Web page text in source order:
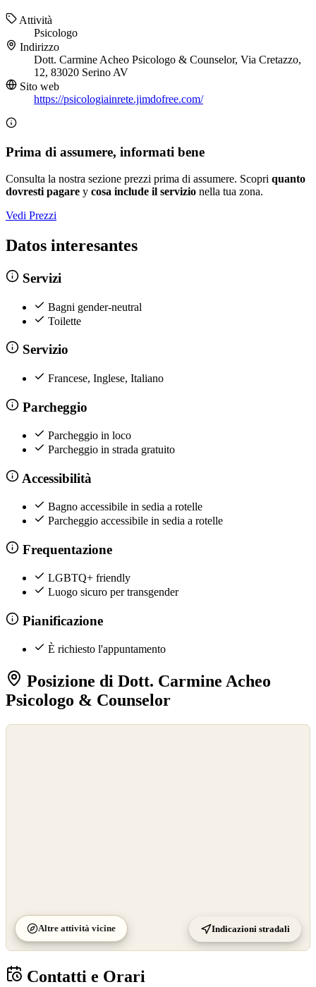
Attività
Psicologo
Indirizzo
Dott. Carmine Acheo Psicologo & Counselor, Via Cretazzo,
12, 83020 Serino AV
Sito web
https://psicologiainrete.jimdofree.com/
Prima di assumere, informati bene
Consulta la nostra sezione prezzi prima di assumere. Scopri quanto
dovresti pagare y cosa include il servizio nella tua zona.
Vedi Prezzi
Datos interesantes
Servizi
Bagni gender-neutral
Toilette
Servizio
Francese, Inglese, Italiano
Parcheggio
Parcheggio in loco
Parcheggio in strada gratuito
Accessibilità
Bagno accessibile in sedia a rotelle
Parcheggio accessibile in sedia a rotelle
Frequentazione
LGBTQ+ friendly
Luogo sicuro per transgender
Pianificazione
È richiesto l'appuntamento
Posizione di Dott. Carmine Acheo
Psicologo & Counselor
Altre attività vicine Indicazioni stradali
Contatti e Orari